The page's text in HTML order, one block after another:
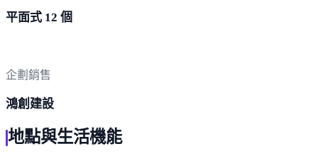
平面式 12 個
企劃銷售
鴻創建設
地點與生活機能